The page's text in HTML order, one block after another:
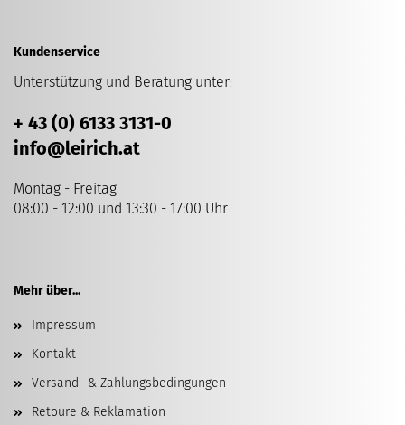
Kundenservice
Unterstützung und Beratung unter:
+ 43 (0) 6133 3131-0
info@leirich.at
Montag - Freitag
08:00 - 12:00 und 13:30 - 17:00 Uhr
Mehr über...
Impressum
Kontakt
Versand- & Zahlungsbedingungen
Retoure & Reklamation